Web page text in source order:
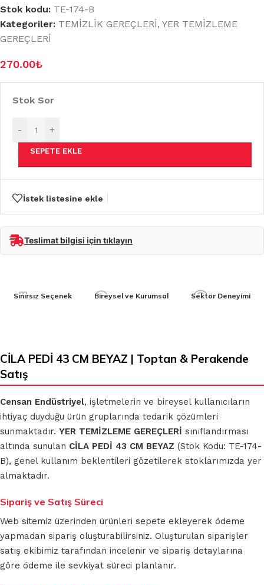
Stok kodu: TE-174-B
Kategoriler: TEMİZLİK GEREÇLERİ, YER TEMİZLEME
GEREÇLERİ
270.00₺
Stok Sor
- +
SEPETE EKLE
İstek listesine ekle
Teslimat bilgisi için tıklayın
Sınırsız Seçenek Bireysel ve Kurumsal Sektör Deneyimi
CİLA PEDİ 43 CM BEYAZ | Toptan & Perakende
Satış
Censan Endüstriyel, işletmelerin ve bireysel kullanıcıların
ihtiyaç duyduğu ürün gruplarında tedarik çözümleri
sunmaktadır. YER TEMİZLEME GEREÇLERİ sınıflandırması
altında sunulan CİLA PEDİ 43 CM BEYAZ (Stok Kodu: TE-174-
B), genel kullanım beklentileri gözetilerek stoklarımızda yer
almaktadır.
Sipariş ve Satış Süreci
Web sitemiz üzerinden ürünleri sepete ekleyerek ödeme
yapmadan sipariş oluşturabilirsiniz. Oluşturulan siparişler
satış ekibimiz tarafından incelenir ve sipariş detaylarına
göre ödeme ile sevkiyat süreci planlanır.